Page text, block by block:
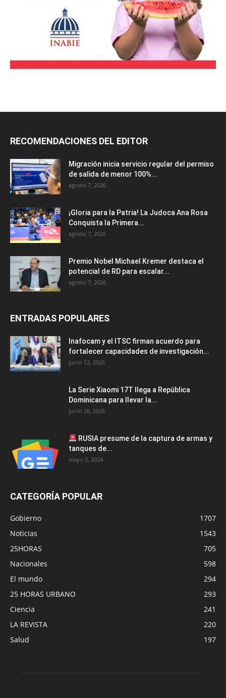
RECOMENDACIONES DEL EDITOR
Migración inicia servicio regular del permiso
de salida de menor 100%...
agosto 7, 2026
¡Gloria para la Patria! La Judoca Ana Rosa
Conquista la Primera...
agosto 7, 2026
Premio Nobel Michael Kremer destaca el
potencial de RD para escalar...
agosto 7, 2026
ENTRADAS POPULARES
Inafocam y el ITSC firman acuerdo para
fortalecer capacidades de investigación...
junio 12, 2026
La Serie Xiaomi 17T llega a República
Dominicana para llevar la...
junio 26, 2026
RUSIA presume de la captura de armas y
tanques de...
mayo 5, 2024
CATEGORÍA POPULAR
Gobierno
1707
Noticias
1543
25HORAS
705
Nacionales
598
El mundo
294
25 HORAS URBANO
293
Ciencia
241
LA REVISTA
220
Salud
197